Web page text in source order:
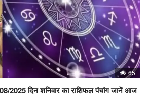
65
दिन शनिवार का राशिफल पंचांग जानें आज